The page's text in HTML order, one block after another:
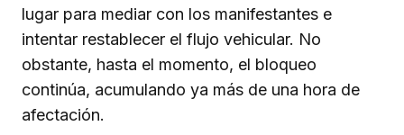
lugar para mediar con los manifestantes e
intentar restablecer el flujo vehicular. No
obstante, hasta el momento, el bloqueo
continúa, acumulando ya más de una hora de
afectación.